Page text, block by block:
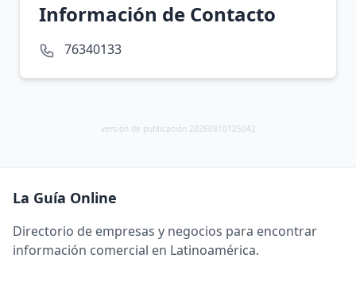
Información de Contacto
76340133
versión de publicación 20260810125042
La Guía Online
Directorio de empresas y negocios para encontrar
información comercial en Latinoamérica.